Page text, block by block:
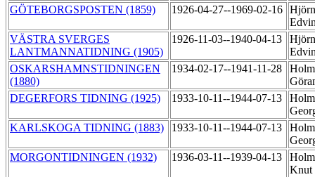
GÖTEBORGSPOSTEN (1859)
1926-04-27--1969-02-16
VÄSTRA SVERGES
LANTMANNATIDNING (1905)
1926-11-03--1940-04-13
OSKARSHAMNSTIDNINGEN
(1880)
1934-02-17--1941-11-28
DEGERFORS TIDNING (1925)
1933-10-11--1944-07-13
KARLSKOGA TIDNING (1883)
1933-10-11--1944-07-13
MORGONTIDNINGEN (1932)
1936-03-11--1939-04-13
Knut